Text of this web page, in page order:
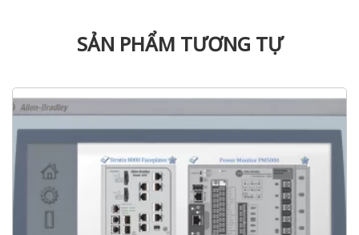
SẢN PHẨM TƯƠNG TỰ